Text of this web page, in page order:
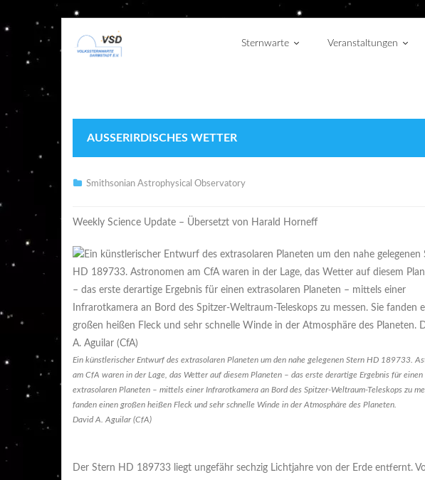
Sternwarte Veranstaltungen
AUSSERIRDISCHES WETTER
Smithsonian Astrophysical Observatory
Weekly Science Update – Übersetzt von Harald Horneff
Ein künstlerischer Entwurf des extrasolaren Planeten um den nahe gelegenen Stern HD 189733.
am CfA waren in der Lage, das Wetter auf diesem Planeten – das erste derartige Ergebnis für einen
extrasolaren Planeten – mittels einer Infrarotkamera an Bord des Spitzer-Weltraum-Teleskops zu
fanden einen großen heißen Fleck und sehr schnelle Winde in der Atmosphäre des Planeten.
David A. Aguilar (CfA)
Der Stern HD 189733 liegt ungefähr sechzig Lichtjahre von der Erde entfernt.